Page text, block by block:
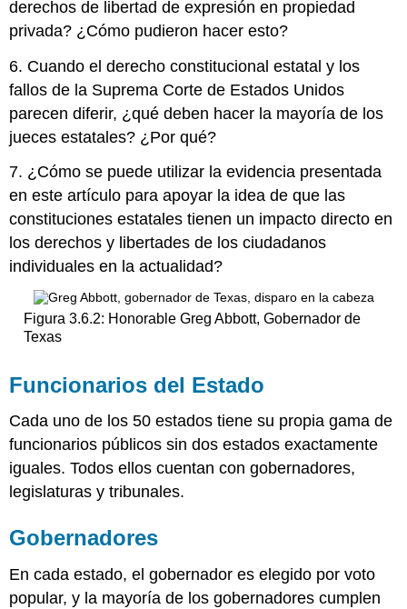
derechos de libertad de expresión en propiedad
privada? ¿Cómo pudieron hacer esto?
6. Cuando el derecho constitucional estatal y los
fallos de la Suprema Corte de Estados Unidos
parecen diferir, ¿qué deben hacer la mayoría de los
jueces estatales? ¿Por qué?
7. ¿Cómo se puede utilizar la evidencia presentada
en este artículo para apoyar la idea de que las
constituciones estatales tienen un impacto directo en
los derechos y libertades de los ciudadanos
individuales en la actualidad?
Figura 3.6.2: Honorable Greg Abbott, Gobernador de
Texas
Funcionarios del Estado
Cada uno de los 50 estados tiene su propia gama de
funcionarios públicos sin dos estados exactamente
iguales. Todos ellos cuentan con gobernadores,
legislaturas y tribunales.
Gobernadores
En cada estado, el gobernador es elegido por voto
popular, y la mayoría de los gobernadores cumplen